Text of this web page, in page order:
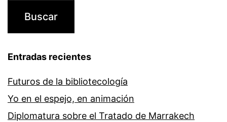
Entradas recientes
Futuros de la bibliotecología
Yo en el espejo, en animación
Diplomatura sobre el Tratado de Marrakech